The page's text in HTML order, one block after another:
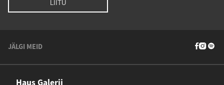
JÄLGI MEID
Haus Galerii